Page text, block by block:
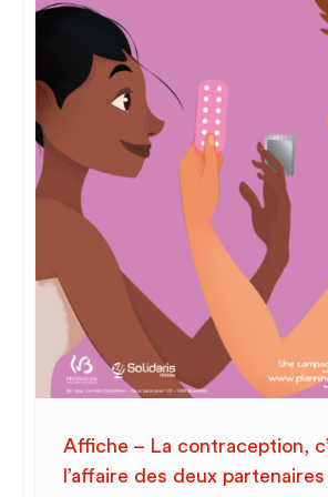
Affiche – La contraception,
l’affaire des deux partenaires